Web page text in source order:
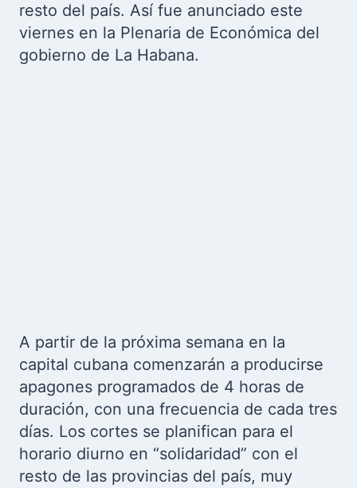
resto del país. Así fue anunciado este
viernes en la Plenaria de Económica del
gobierno de La Habana.
A partir de la próxima semana en la
capital cubana comenzarán a producirse
apagones programados de 4 horas de
duración, con una frecuencia de cada tres
días. Los cortes se planifican para el
horario diurno en “solidaridad” con el
resto de las provincias del país, muy